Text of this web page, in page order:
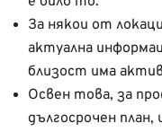
За някои от
актуална
близост има
Освен това, за
дългосрочен план,